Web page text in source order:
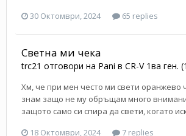
30 Октомври, 2024
65 replies
Светна ми чека
trc21 отговори на Pani в CR-V 1ва ген.
Хм, че при мен често ми свети оранжево
знам защо не му обръщам много
защото само си спира да свети, когато
18 Октомври, 2024
7 replies